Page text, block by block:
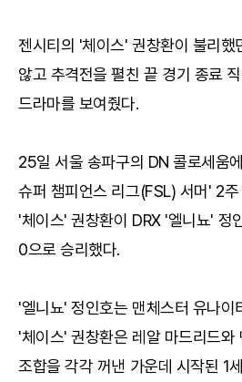
젠시티의 '체이스' 권창환이 불리했
않고 추격전을 펼친 끝 경기 종료
드라마를 보여줬다.
25일 서울 송파구의 DN 콜로세움
슈퍼 챔피언스 리그(FSL) 서머' 2
'체이스' 권창환이 DRX '엘니뇨' 정
0으로 승리했다.
'엘니뇨' 정인호는 맨체스터 유나이
'체이스' 권창환은 레알 마드리드와
조합을 각각 꺼낸 가운데 시작된 1